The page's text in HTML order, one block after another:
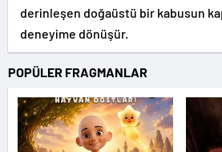
derinleşen doğaüstü bir kabusun
deneyime dönüşür.
POPÜLER FRAGMANLAR